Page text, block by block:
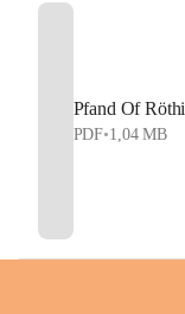
Pfand Of
PDF•1,04 MB